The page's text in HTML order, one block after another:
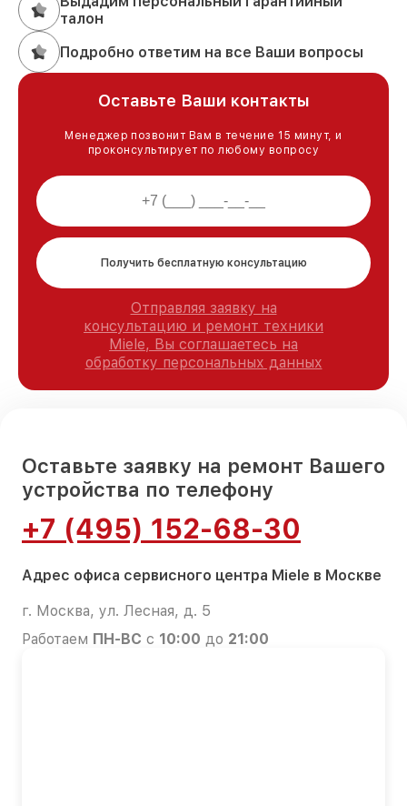
талон
Подробно ответим на все Ваши вопросы
Оставьте Ваши контакты
Менеджер позвонит Вам в течение 15 минут, и
проконсультирует по любому вопросу
Получить бесплатную консультацию
Отправляя заявку на
консультацию и ремонт техники
Miele, Вы соглашаетесь на
обработку персональных данных
Оставьте заявку на ремонт Вашего
устройства по телефону
+7 (495) 152-68-30
Адрес офиса сервисного центра Miele в Москве
г. Москва, ул. Лесная, д. 5
Работаем ПН-ВС с 10:00 до 21:00